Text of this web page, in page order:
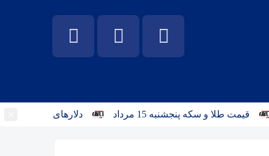
طلا و سکه پنجشنبه 15 مرداد دلارهای خانگی به بانک‌ها